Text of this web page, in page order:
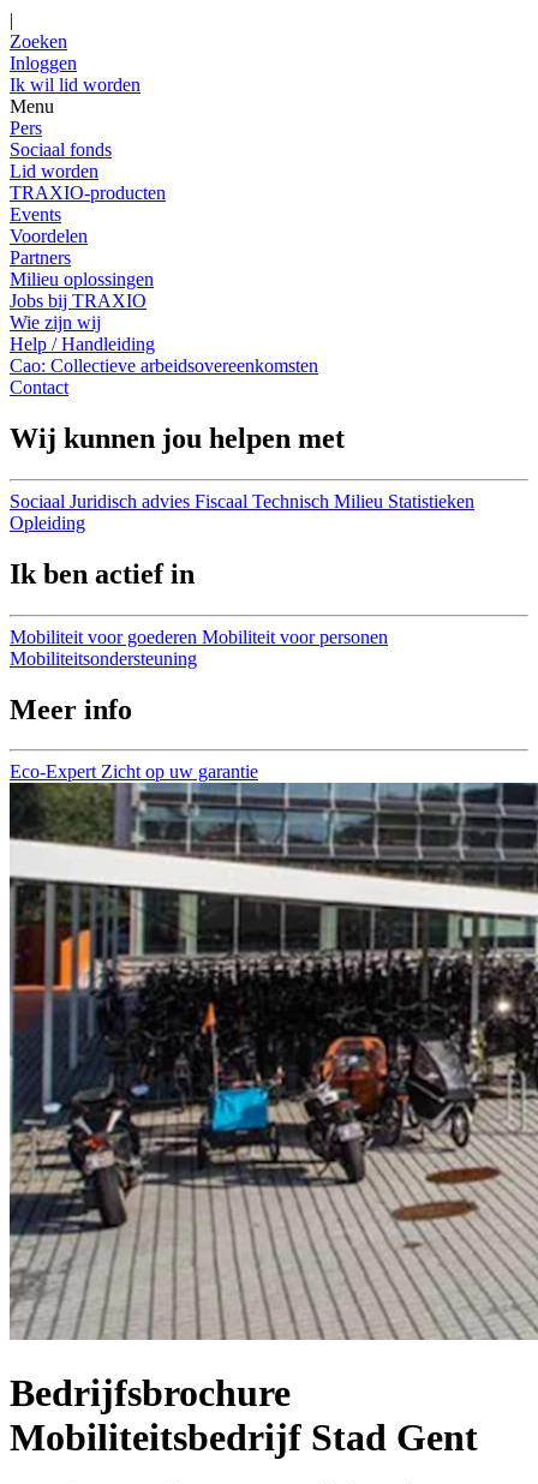
|
Zoeken
Inloggen
Ik wil lid worden
Menu
Pers
Sociaal fonds
Lid worden
TRAXIO-producten
Events
Voordelen
Partners
Milieu oplossingen
Jobs bij TRAXIO
Wie zijn wij
Help / Handleiding
Cao: Collectieve arbeidsovereenkomsten
Contact
Wij kunnen jou helpen met
Sociaal Juridisch advies Fiscaal Technisch Milieu Statistieken
Opleiding
Ik ben actief in
Mobiliteit voor goederen Mobiliteit voor personen
Mobiliteitsondersteuning
Meer info
Eco-Expert Zicht op uw garantie
Bedrijfsbrochure
Mobiliteitsbedrijf Stad Gent